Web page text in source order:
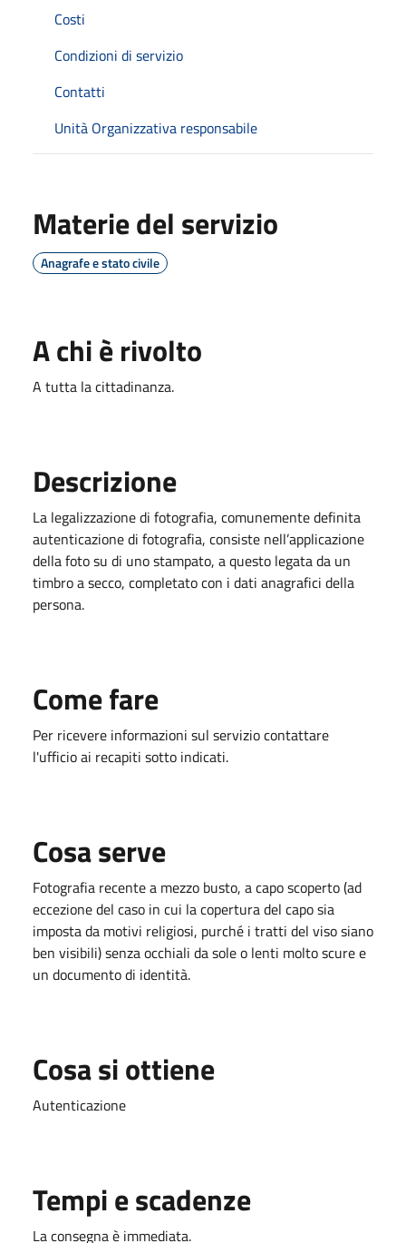
Costi
Condizioni di servizio
Contatti
Unità Organizzativa responsabile
Materie del servizio
Anagrafe e stato civile
A chi è rivolto
A tutta la cittadinanza.
Descrizione
La legalizzazione di fotografia, comunemente definita
autenticazione di fotografia, consiste nell’applicazione
della foto su di uno stampato, a questo legata da un
timbro a secco, completato con i dati anagrafici della
persona.
Come fare
Per ricevere informazioni sul servizio contattare
l'ufficio ai recapiti sotto indicati.
Cosa serve
Fotografia recente a mezzo busto, a capo scoperto (ad
eccezione del caso in cui la copertura del capo sia
imposta da motivi religiosi, purché i tratti del viso siano
ben visibili) senza occhiali da sole o lenti molto scure e
un documento di identità.
Cosa si ottiene
Autenticazione
Tempi e scadenze
La consegna è immediata.